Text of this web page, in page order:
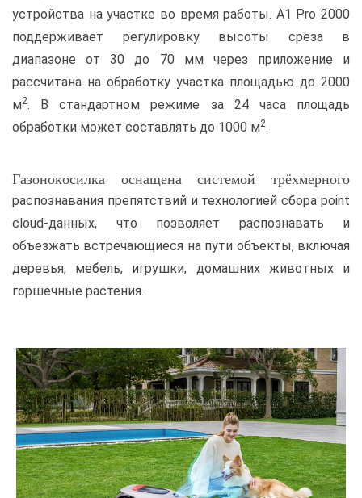
устройства на участке во время работы. A1 Pro 2000
поддерживает регулировку высоты среза в
диапазоне от 30 до 70 мм через приложение и
рассчитана на обработку участка площадью до 2000
м2. В стандартном режиме за 24 часа площадь
обработки может составлять до 1000 м2.
Газонокосилка оснащена системой трёхмерного
распознавания препятствий и технологией сбора point
cloud-данных, что позволяет распознавать и
объезжать встречающиеся на пути объекты, включая
деревья, мебель, игрушки, домашних животных и
горшечные растения.